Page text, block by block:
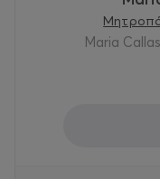
Maria